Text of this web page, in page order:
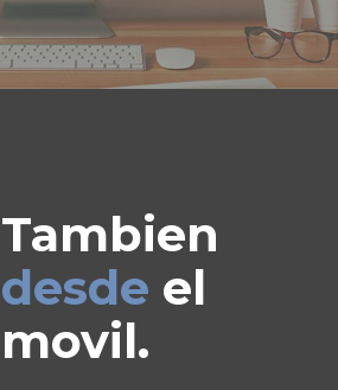
Tambien
desde el
movil.